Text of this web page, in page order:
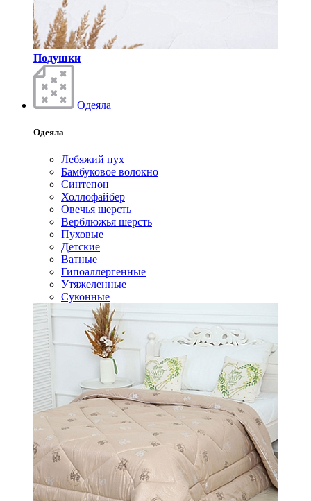
Подушки
Одеяла
Одеяла
Лебяжий пух
Бамбуковое волокно
Синтепон
Холлофайбер
Овечья шерсть
Верблюжья шерсть
Пуховые
Детские
Ватные
Гипоаллергенные
Утяжеленные
Суконные